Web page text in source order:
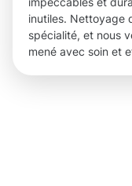
inutiles. Nettoyage
spécialité, et nous
mené avec soin et